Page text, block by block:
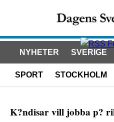
NYHETER SVERIGE
SPORT STOCKHOLM
K?ndisar vill jobba p?